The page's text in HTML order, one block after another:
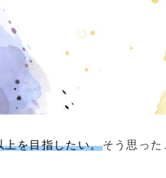
上を目指したい。そう思った